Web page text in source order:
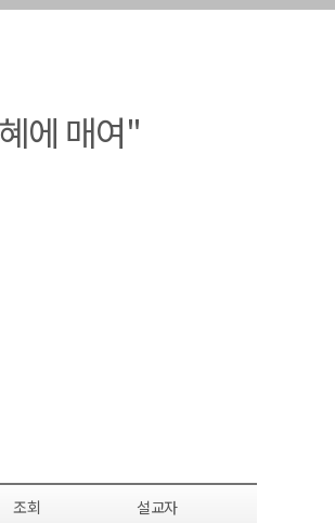
에 매여"
조회 설교자